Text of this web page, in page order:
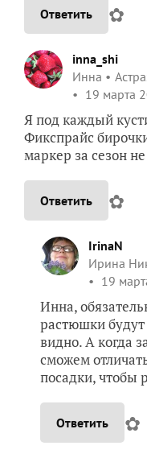
Ответить ✿
inna_shi
Инна
19 марта
Я под каждый
Фикспрайс
маркер за сезон
Ответить ✿
IrinaN
Ирина
19
Инна,
растюшки будут
видно. А когда
сможем
посадки, чтобы
Ответить ✿